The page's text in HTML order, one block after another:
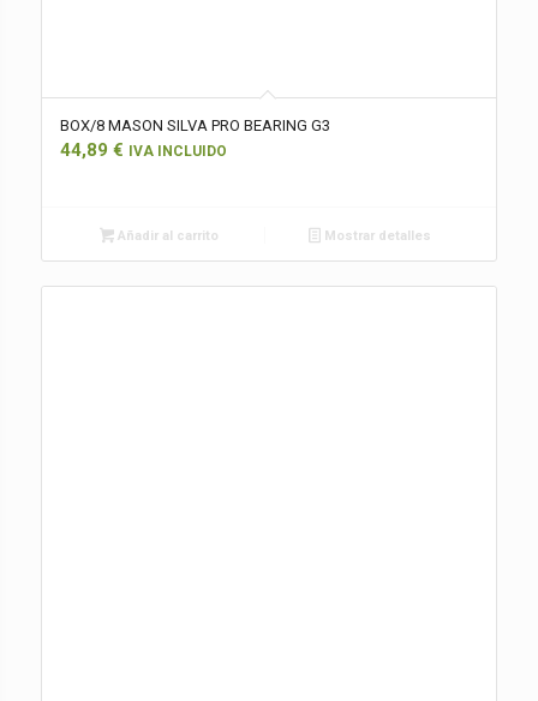
BOX/8 MASON SILVA PRO BEARING G3
44,89 € IVA INCLUIDO
Añadir al carrito Mostrar detalles